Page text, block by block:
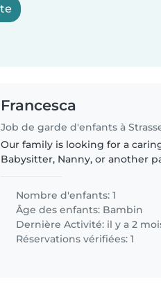
Francesca
Job de garde d'enfants à
Our family is looking for a
Babysitter, Nanny, or another
someone who can..
Nombre d'enfants: 1
Âge des enfants: Bambin
Dernière Activité: il y a 2
Réservations vérifiées: 1